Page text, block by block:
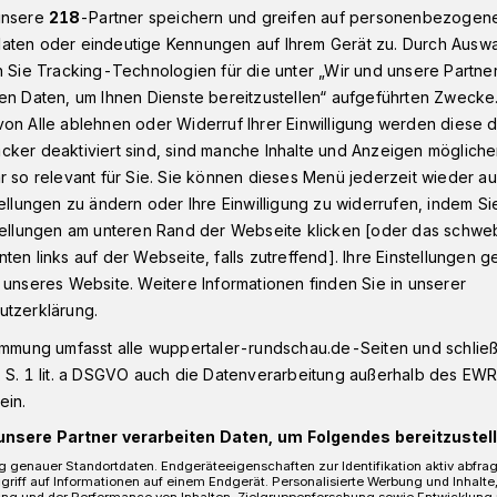
Ballett bis Hip-Hop: Statt in prunkvoller
mit dem Tretroller auf den Weg zum
218-Partner speichern und greifen auf
oder eindeutige Kennungen auf Ihrem Gerät zu. Durch
Sie Tracking-Technologien für die unter „Wir und unsere
Daten, um Ihnen Dienste bereitzustellen“ aufgeführten
Alle ablehnen oder Widerruf Ihrer Einwilligung werden diese
deaktiviert sind, sind manche Inhalte und Anzeigen
so relevant für Sie. Sie können dieses Menü jederzeit wieder
zu ändern oder Ihre Einwilligung zu widerrufen, indem
am unteren Rand der Webseite klicken [oder das
links auf der Webseite, falls zutreffend]. Ihre Einstellungen
Website. Weitere Informationen finden Sie in unserer
umfasst alle wuppertaler-rundschau.de-Seiten und
1 lit. a DSGVO auch die Datenverarbeitung außerhalb des
Partner verarbeiten Daten, um Folgendes
genauer Standortdaten. Endgeräteeigenschaften zur Identifikation aktiv
auf Informationen auf einem Endgerät. Personalisierte Werbung und